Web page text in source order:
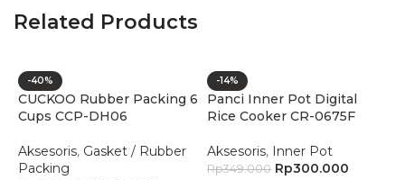
Related Products
-40%
CUCKOO Rubber Packing 6
Cups CCP-DH06
Aksesoris, Gasket / Rubber
Packing
-14%
Panci Inner Pot Digital
Rice Cooker CR-0675F
Aksesoris, Inner Pot
Rp349.000 Rp300.000